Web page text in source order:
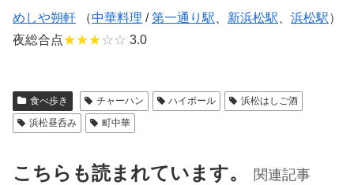
めしや朔軒 （中華料理 / 第一通り駅、 新浜松駅、 浜松駅）
夜総合点★★★☆☆ 3.0
食べ歩き チャーハン ハイボール
浜松はしご酒
浜松昼呑み
町中華
こちらも読まれています。 関連記事